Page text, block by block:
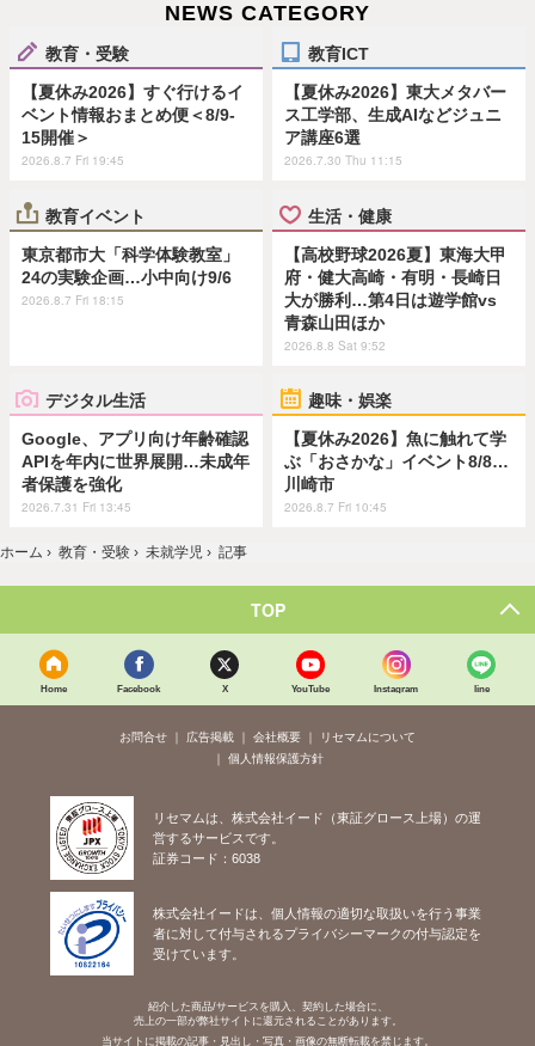
NEWS CATEGORY
教育・受験
【夏休み2026】すぐ行けるイ
ベント情報おまとめ便＜8/9-
15開催＞
2026.8.7 Fri 19:45
教育ICT
【夏休み2026】東大メタバー
ス工学部、生成AIなどジュニ
ア講座6選
2026.7.30 Thu 11:15
教育イベント
東京都市大「科学体験教室」
24の実験企画…小中向け9/6
2026.8.7 Fri 18:15
生活・健康
【高校野球2026夏】東海大甲
府・健大高崎・有明・長崎日
大が勝利…第4日は遊学館vs
青森山田ほか
2026.8.8 Sat 9:52
デジタル生活
Google、アプリ向け年齢確認
APIを年内に世界展開…未成年
者保護を強化
2026.7.31 Fri 13:45
趣味・娯楽
【夏休み2026】魚に触れて学
ぶ「おさかな」イベント8/8…
川崎市
2026.8.7 Fri 10:45
ホーム › 教育・受験 › 未就学児 › 記事
TOP
Home Facebook X YouTube Instagram line
お問合せ 広告掲載 会社概要
リセマムについて
個人情報保護方針
リセマムは、株式会社イード（東証グロース上場）の運
営するサービスです。
証券コード：6038
株式会社イードは、個人情報の適切な取扱いを行う事業
者に対して付与されるプライバシーマークの付与認定を
受けています。
紹介した商品/サービスを購入、契約した場合に、
売上の一部が弊社サイトに還元されることがあります。
当サイトに掲載の記事・見出し・写真・画像の無断転載を禁じます。